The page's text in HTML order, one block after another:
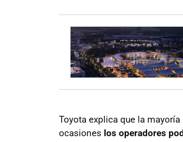
Toyota explica que la
ocasiones los operadores